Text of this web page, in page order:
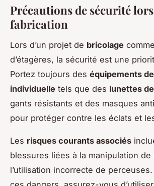
Précautions de sécurité
fabrication
Lors d’un projet de bricolage
d’étagères, la sécurité est une
Portez toujours des équipements
individuelle tels que des lunettes
gants résistants et des masques
pour protéger contre les éclats et
Les risques courants associés
blessures liées à la manipulation de
l’utilisation incorrecte de